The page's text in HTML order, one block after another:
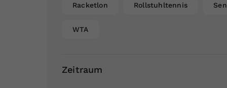
Racketlon Rollstuhltennis
WTA
Zeitraum